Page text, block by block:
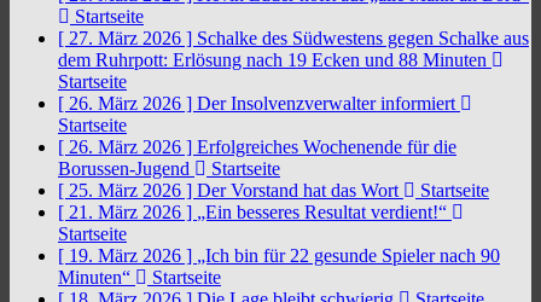
Startseite
[ 27. März 2026 ] Schalke des Südwestens gegen Schalke aus
dem Ruhrpott: Erlösung nach 19 Ecken und 88 Minuten
Startseite
[ 26. März 2026 ] Der Insolvenzverwalter informiert
Startseite
[ 26. März 2026 ] Erfolgreiches Wochenende für die
Borussen-Jugend
Startseite
[ 25. März 2026 ] Der Vorstand hat das Wort
Startseite
[ 21. März 2026 ] „Ein besseres Resultat verdient!“
Startseite
[ 19. März 2026 ] „Ich bin für 22 gesunde Spieler nach 90
Minuten“
Startseite